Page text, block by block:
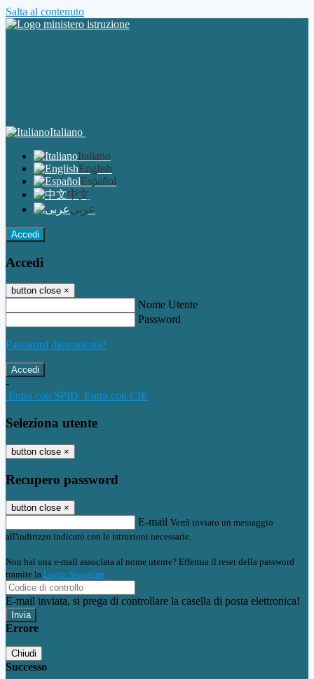
Salta al contenuto
Italiano
Italiano
English
Español
中文
عربى
Accedi
Accedi
button close ×
Nome Utente
Password
Password dimenticata?
-
Entra con SPID Entra con CIE
Seleziona utente
button close ×
Recupero password
button close ×
E-mail Verrà inviato un messaggio
all'indirizzo indicato con le istruzioni necessarie.
Non hai una e-mail associata al nome utente? Effettua il reset della password
tramite la Login Spaggiari
E-mail inviata, si prega di controllare la casella di posta elettronica!
Errore
Chiudi
Successo